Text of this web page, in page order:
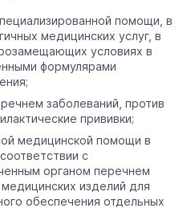
помощи, в
медицинских услуг, в
условиях в
формулярами
заболеваний, против
прививки;
медицинской помощи в
с
органом перечнем
изделий для
обеспечения отдельных